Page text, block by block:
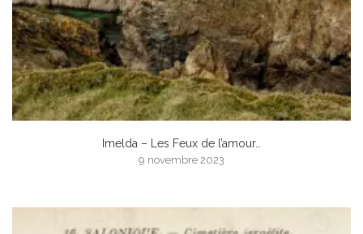
Imelda – Les Feux de l’amour…
9 novembre 2023